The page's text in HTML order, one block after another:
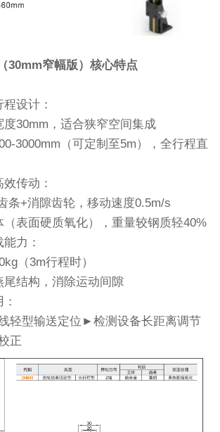
30mm窄幅版）核心特点
设计：
度30mm，适合狭窄空间集成
3000mm（可定制至5m），全行程直
传动：
条+消隙齿轮，移动速度0.5m/s
（表面硬质氧化），重量较钢质轻40%
力：
（3m行程时）
尾结构，消除运动间隙
轻型输送定位►检测设备长距离调节
正